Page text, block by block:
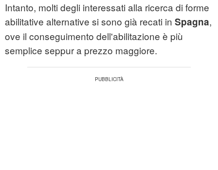
Intanto, molti degli interessati alla ricerca di forme
abilitative alternative si sono già recati in Spagna,
ove il conseguimento dell'abilitazione è più
semplice seppur a prezzo maggiore.